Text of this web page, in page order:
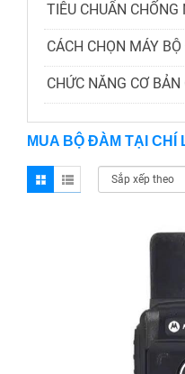
TIÊU CHUẨN
CÁCH CHỌN MÁY
CHỨC NĂNG CƠ
MUA BỘ ĐÀM TẠI CHÍ